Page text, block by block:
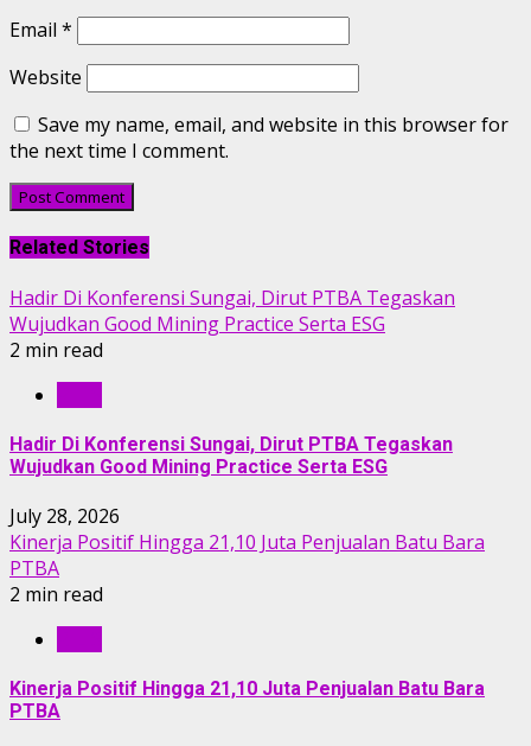
Email *
Website
Save my name, email, and website in this browser for
the next time I comment.
Related Stories
Hadir Di Konferensi Sungai, Dirut PTBA Tegaskan
Wujudkan Good Mining Practice Serta ESG
2 min read
Hadir Di Konferensi Sungai, Dirut PTBA Tegaskan
Wujudkan Good Mining Practice Serta ESG
July 28, 2026
Kinerja Positif Hingga 21,10 Juta Penjualan Batu Bara
PTBA
2 min read
Kinerja Positif Hingga 21,10 Juta Penjualan Batu Bara
PTBA